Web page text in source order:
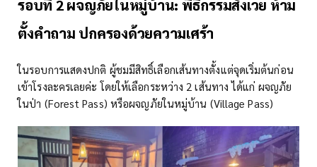
รอบที่ 2 ผจญภัยในหมู่บ้าน: พิธีกรรมสังเวย ห้าม
ตั้งคำถาม ปกครองด้วยความเศร้า
ในรอบการแสดงปกติ ผู้ชมมีสิทธิ์เลือกเส้นทางตั้งแต่จุดเริ่มต้นก่อน
เข้าโรงละครเลยค่ะ โดยให้เลือกระหว่าง 2 เส้นทาง ได้แก่ ผจญภัย
ในป่า (Forest Pass) หรือผจญภัยในหมู่บ้าน (Village Pass)